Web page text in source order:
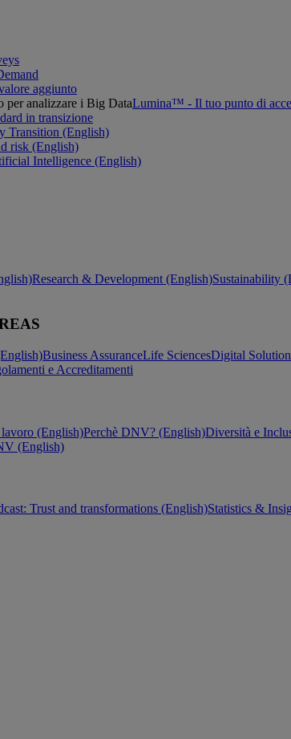
aggiunto
Lumina™ - Il tuo punto di
in transizione
Transition (English)
risk (English)
Intelligence (English)
Research & Development (English)Sustainability
Business AssuranceLife SciencesDigital
e Accreditamenti
(English)Perchè DNV? (English)Diversità e
(English)
Trust and transformations (English)Statistics &